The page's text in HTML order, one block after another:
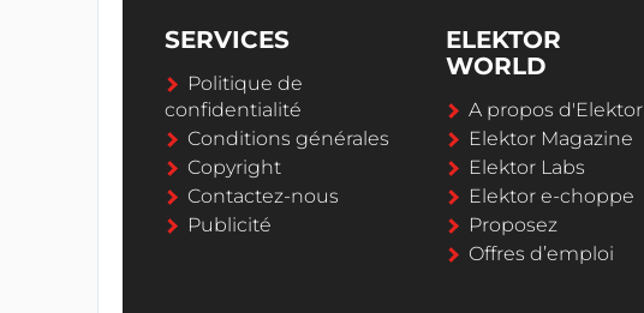
SERVICES
Politique de
confidentialité
Conditions générales
Copyright
Contactez-nous
Publicité
ELEKTOR
WORLD
A propos d'Elektor
Elektor Magazine
Elektor Labs
Elektor e-choppe
Proposez
Offres d’emploi